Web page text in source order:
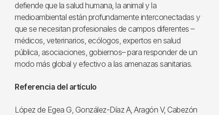
defiende que la salud humana, la animal y la
medioambiental están profundamente interconectadas y
que se necesitan profesionales de campos diferentes –
médicos, veterinarios, ecólogos, expertos en salud
pública, asociaciones, gobiernos– para responder de un
modo más global y efectivo a las amenazas sanitarias.
Referencia del artículo
López de Egea G, González-Díaz A, Aragón V, Cabezón